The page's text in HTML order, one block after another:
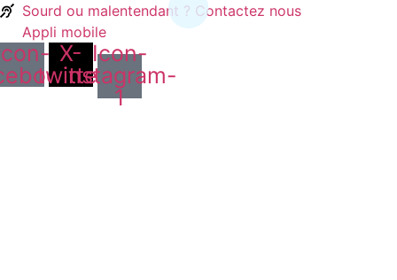
Sourd ou malentendant ? Contactez nous
Appli mobile
X-
twitter
Icon-
instagram-
1